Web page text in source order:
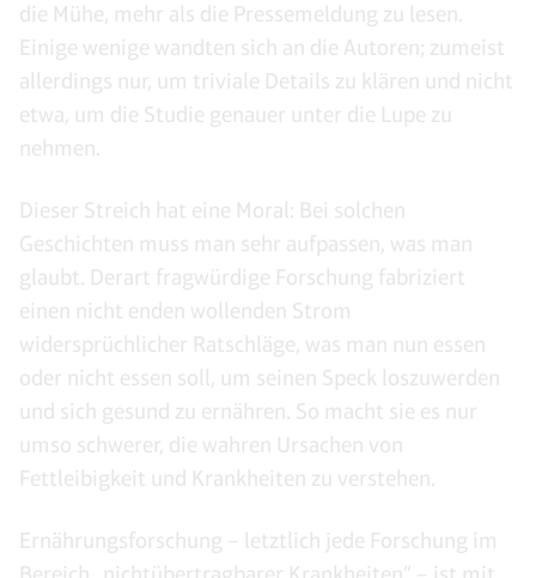
die Mühe, mehr als die Pressemeldung zu lesen.
Einige wenige wandten sich an die Autoren; zumeist
allerdings nur, um triviale Details zu klären und nicht
etwa, um die Studie genauer unter die Lupe zu
nehmen.
Dieser Streich hat eine Moral: Bei solchen
Geschichten muss man sehr aufpassen, was man
glaubt. Derart fragwürdige Forschung fabriziert
einen nicht enden wollenden Strom
widersprüchlicher Ratschläge, was man nun essen
oder nicht essen soll, um seinen Speck loszuwerden
und sich gesund zu ernähren. So macht sie es nur
umso schwerer, die wahren Ursachen von
Fettleibigkeit und Krankheiten zu verstehen.
Ernährungsforschung – letztlich jede Forschung im